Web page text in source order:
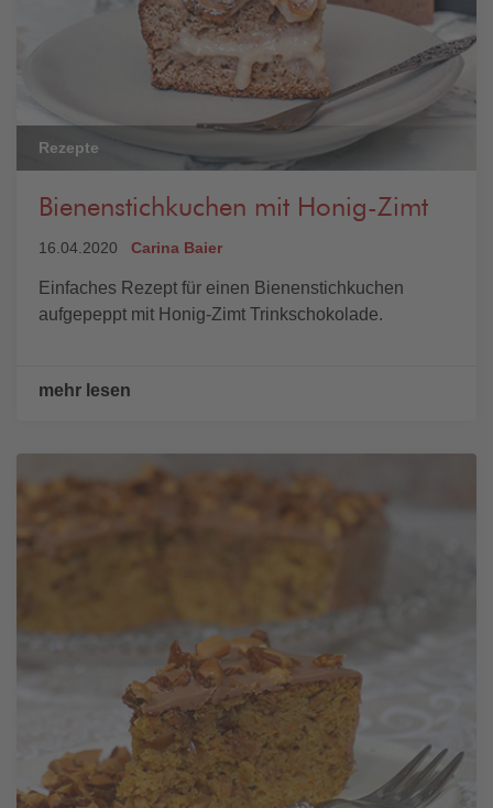
Rezepte
Bienenstichkuchen mit Honig-Zimt
16.04.2020 Carina Baier
Einfaches Rezept für einen Bienenstichkuchen
aufgepeppt mit Honig-Zimt Trinkschokolade.
mehr lesen